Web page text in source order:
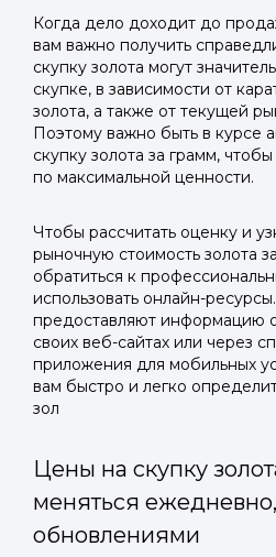
Когда дело доходит до
вам важно получить
скупку золота могут
скупке, в зависимости от
золота, а также от текущей
Поэтому важно быть в курсе
скупку золота за грамм,
по максимальной ценности.
Чтобы рассчитать оценку и
рыночную стоимость золота
обратиться к
использовать онлайн-
предоставляют информацию
своих веб-сайтах или через
приложения для мобильных
вам быстро и легко
зол
Цены на скупку
меняться
обновлениями